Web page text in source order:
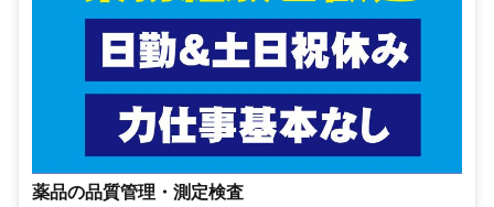
薬品の品質管理・測定検査